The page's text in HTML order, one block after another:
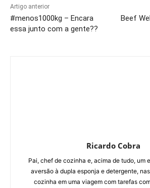
Artigo anterior
#menos1000kg – Encara
essa junto com a gente??
Beef
Ricardo Cobra
Pai, chef de cozinha e, acima de tudo, um
aversão à dupla esponja e detergente,
cozinha em uma viagem com tarefas